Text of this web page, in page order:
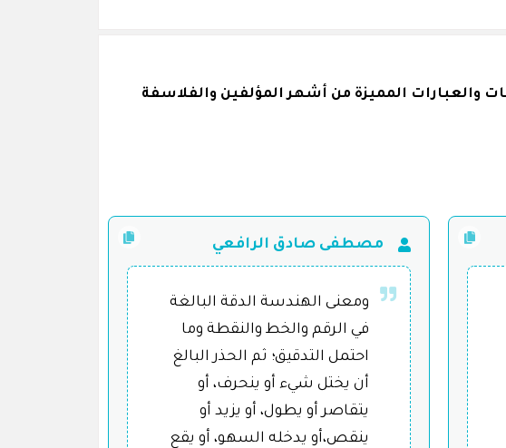
والعبارات المميزة من أشهر المؤلفين والفلاسفة
مصطفى صادق الرافعي
ومعنى الهندسة الدقة البالغة
في الرقم والخط والنقطة وما
احتمل التدقيق؛ ثم الحذر البالغ
أن يختل شيء أو ينحرف، أو
يتقاصر أو يطول، أو يزيد أو
ينقص،أو يدخله السهو، أو يقع